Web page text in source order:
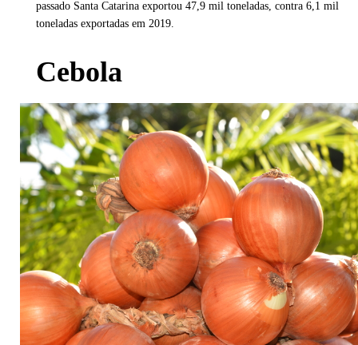
passado Santa Catarina exportou 47,9 mil toneladas, contra 6,1 mil
toneladas exportadas em 2019.
Cebola